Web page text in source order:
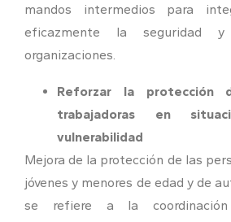
mandos intermedios para
eficazmente la seguridad
organizaciones.
Reforzar la protección
trabajadoras en
vulnerabilidad
Mejora de la protección de las
jóvenes y menores de edad y de
se refiere a la